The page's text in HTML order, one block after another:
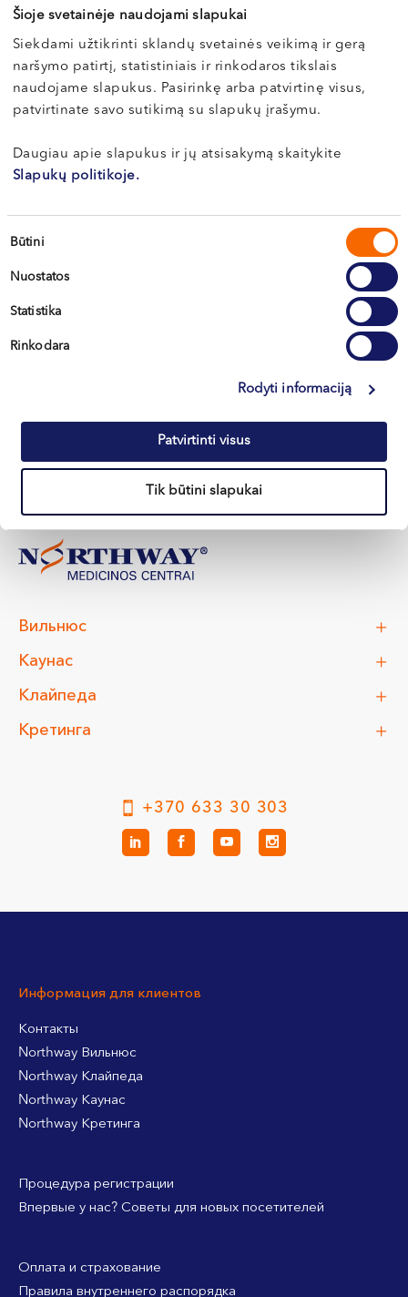
Šioje svetainėje naudojami slapukai
Siekdami užtikrinti sklandų svetainės veikimą ir gerą
naršymo patirtį, statistiniais ir rinkodaros tikslais
naudojame slapukus. Pasirinkę arba patvirtinę visus,
patvirtinate savo sutikimą su slapukų įrašymu.
Daugiau apie slapukus ir jų atsisakymą skaitykite
Slapukų politikoje.
Sutikimo
Būtini
Nuostatos
Statistika
Rinkodara
Rodyti informaciją
Patvirtinti visus
Tik būtini slapukai
Э-РЕГИСТРАЦИЯ
О здоровье
Коррекция оттопыренных ушей
Люди, а в особенности дети с оттопыренными
ушами, часто становятся объектом насмеш...
Все статьи
Вильнюс
Каунас
Клайпеда
Кретинга
+370 633 30 303
Информация для клиентов
Контакты
Northway Вильнюс
Northway Клайпеда
Northway Каунас
Northway Кретинга
Процедура регистрации
Впервые у нас? Советы для новых посетителей
Оплата и страхование
Правила внутреннего распорядка